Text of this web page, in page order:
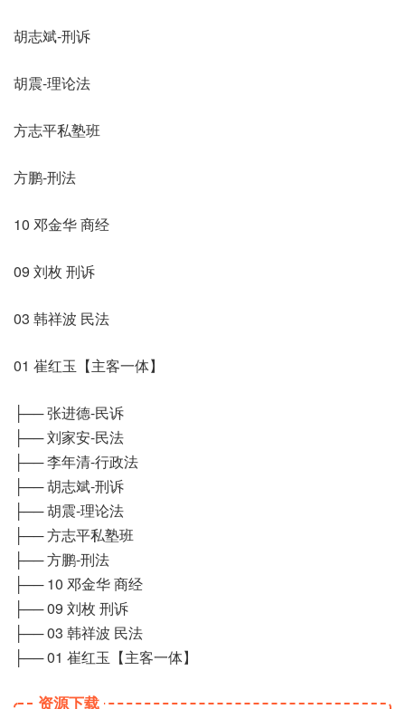
胡志斌-刑诉
胡震-理论法
方志平私塾班
方鹏-刑法
10 邓金华 商经
09 刘枚 刑诉
03 韩祥波 民法
01 崔红玉【主客一体】
├── 张进德-民诉
├── 刘家安-民法
├── 李年清-行政法
├── 胡志斌-刑诉
├── 胡震-理论法
├── 方志平私塾班
├── 方鹏-刑法
├── 10 邓金华 商经
├── 09 刘枚 刑诉
├── 03 韩祥波 民法
├── 01 崔红玉【主客一体】
资源下载